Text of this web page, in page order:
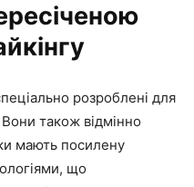
розроблені для
також відмінно
мають посилену
що